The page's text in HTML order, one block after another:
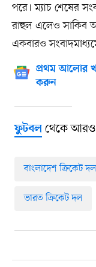
পরে। ম্যাচ শেষের
রাহুল এলেও সাকিব
একবারও
প্রথম আলোর
করুন
ফুটবলথেকে
বাংলাদেশ ক্রিকেট দল
ভারত ক্রিকেট দল